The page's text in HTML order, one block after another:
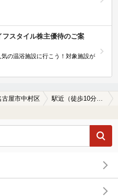
フスタイル株主優待のご案
の温浴施設に行こう！対象施設が
古屋市中村区 駅近（徒歩10分以内）の名古屋市中村区の温泉、日帰り温泉、スーパー銭湯おすすめ